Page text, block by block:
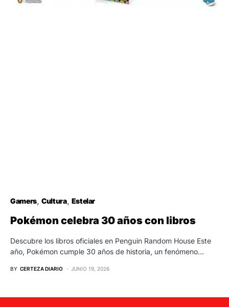
Gamers Cultura Estelar
Pokémon celebra 30 años con libros
Descubre los libros oficiales en Penguin Random House Este
año, Pokémon cumple 30 años de historia, un fenómeno…
BY CERTEZA DIARIO JUNIO 19, 2026